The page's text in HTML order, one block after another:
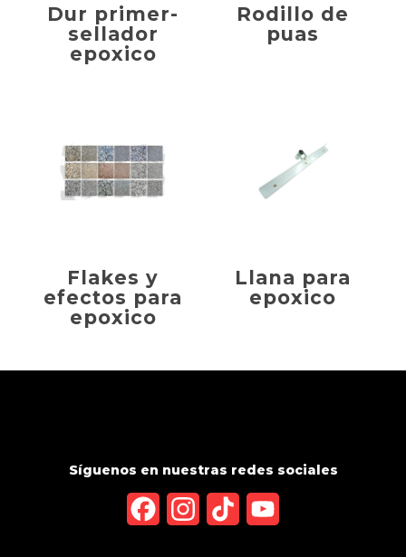
Dur primer-
sellador
epoxico
Rodillo de
puas
Flakes y
efectos para
epoxico
Llana para
epoxico
Síguenos en nuestras redes sociales
FacebookInstagram
TikTok